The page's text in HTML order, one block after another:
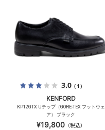
3.0（1）
KENFORD
KP12GTX Uチップ（GORE-TEX フットウェ
ア） ブラック
¥19,800（税込）